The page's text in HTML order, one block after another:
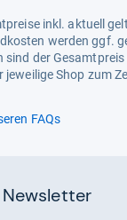
inkl. aktuell
werden ggf.
sind der Gesamtpreis
jeweilige Shop zum
FAQs
Newsletter